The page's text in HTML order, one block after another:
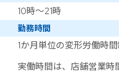
10時～21時
勤務時間
1か月単位の変形労働時間
実働時間は、店舗営業時